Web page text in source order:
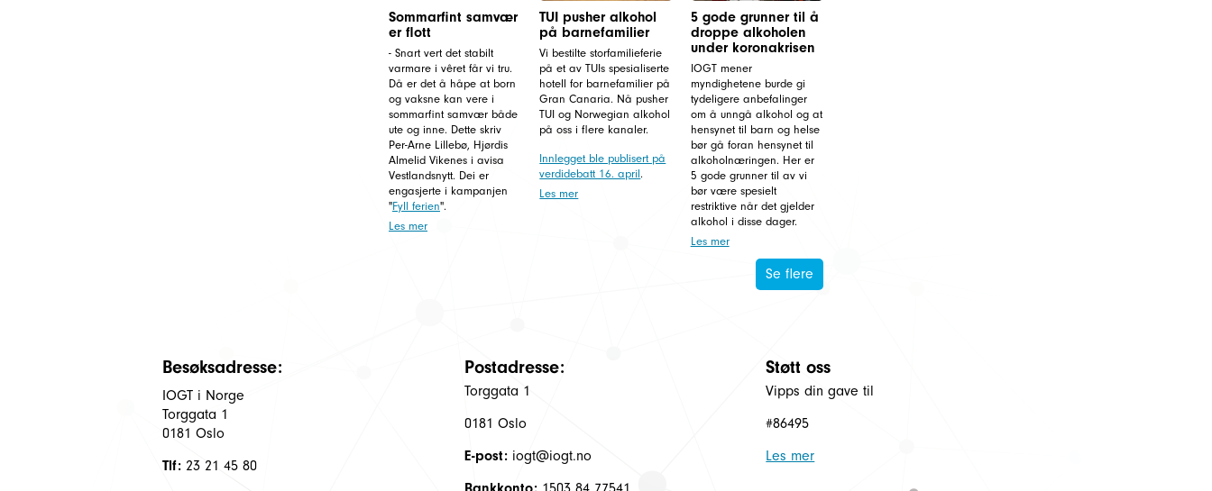
Sommarfint samvær
er flott
- Snart vert det stabilt
varmare i vêret får vi tru.
Då er det å håpe at born
og vaksne kan vere i
sommarfint samvær både
ute og inne. Dette skriv
Per-Arne Lillebø, Hjørdis
Almelid Vikenes i avisa
Vestlandsnytt. Dei er
engasjerte i kampanjen
"Fyll ferien".
Les mer
TUI pusher alkohol
på barnefamilier
Vi bestilte storfamilieferie
på et av TUIs spesialiserte
hotell for barnefamilier på
Gran Canaria. Nå pusher
TUI og Norwegian alkohol
på oss i flere kanaler.
Innlegget ble publisert på
verdidebatt 16. april.
Les mer
5 gode grunner til å
droppe alkoholen
under koronakrisen
IOGT mener
myndighetene burde gi
tydeligere anbefalinger
om å unngå alkohol og at
hensynet til barn og helse
bør gå foran hensynet til
alkoholnæringen. Her er
5 gode grunner til av vi
bør være spesielt
restriktive når det gjelder
alkohol i disse dager.
Les mer
Se flere
Besøksadresse:
IOGT i Norge
Torggata 1
0181 Oslo
Tlf: 23 21 45 80
Postadresse:
Torggata 1
0181 Oslo
E-post:iogt@iogt.no
Støtt oss
Vipps din gave til
#86495
Les mer